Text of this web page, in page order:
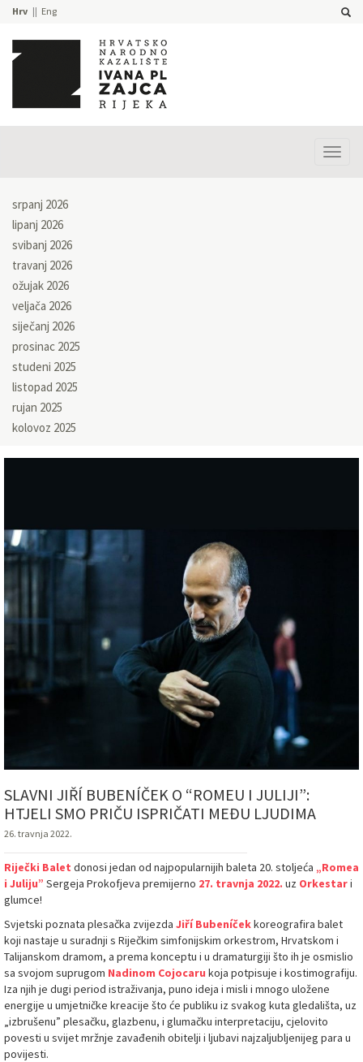
Hrv Eng
srpanj 2026
lipanj 2026
svibanj 2026
travanj 2026
ožujak 2026
veljača 2026
siječanj 2026
prosinac 2025
studeni 2025
listopad 2025
rujan 2025
kolovoz 2025
SLAVNI JIŘÍ BUBENÍČEK O “ROMEU I JULIJI”:
HTJELI SMO PRIČU ISPRIČATI MEĐU LJUDIMA
26. travnja 2022.
Riječki Balet donosi jedan od najpopularnijih baleta 20. stoljeća „Romea
i Juliju” Sergeja Prokofjeva premijerno 27. travnja 2022. uz Orkestari
glumce!
Svjetski poznata plesačka zvijezda Jiří Bubeníčekkoreografira balet
koji nastaje u suradnji s Riječkim simfonijskim orkestrom, Hrvatskom i
Talijanskom dramom, a prema konceptu i u dramaturgiji što ih je osmislio
sa svojom suprugom Nadinom Cojocaru koja potpisuje i kostimografiju.
Iza njih je dugi period istraživanja, puno ideja i misli i mnogo uložene
energije u umjetničke kreacije što će publiku iz svakog kuta gledališta, uz
„izbrušenu” plesačku, glazbenu, i glumačku interpretaciju, cjelovito
povesti u svijet mržnje zavađenih obitelji i ljubavi najzaljubljenijeg para u
povijesti.